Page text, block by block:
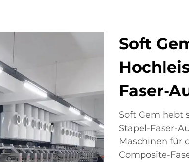
Soft
Faser-
Soft Gem hebt
Stapel-Faser-
Maschinen für
Composite-